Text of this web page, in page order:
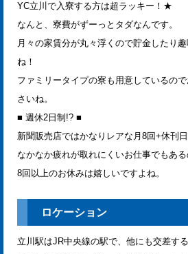
YC立川で入寮する方は超ラッキー！★
なんと、寮費がずーっとタダなんです。
月々の家賃分が丸々浮くので貯金したり
ね！
ファミリータイプの寮も用意しているの
さいね。
■ 週休2日制!? ■
新聞販売店ではかなりレアな月8回+休刊
なかなか疲れが取れにくいお仕事でもある
8回以上のお休みは嬉しいですよね。
ロケーション
立川駅はJR中央線の駅で、他にも交差す